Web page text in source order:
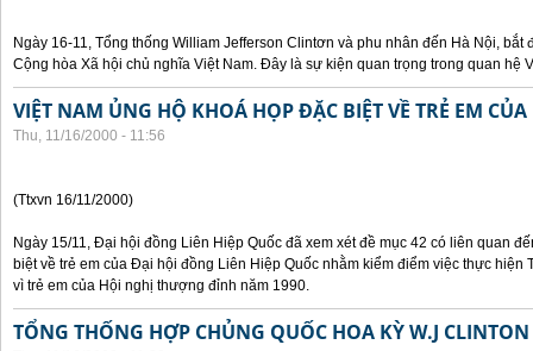
Ngày 16-11, Tổng thống William Jefferson Clintơn và phu nhân đến Hà Nội,
Cộng hòa Xã hội chủ nghĩa Việt Nam. Đây là sự kiện quan trọng trong quan hệ
VIỆT NAM ỦNG HỘ KHOÁ HỌP ĐẶC BIỆT VỀ TRẺ EM
Thu, 11/16/2000 - 11:56
(Ttxvn 16/11/2000)
Ngày 15/11, Đại hội đồng Liên Hiệp Quốc đã xem xét đề mục 42 có liên quan
biệt về trẻ em của Đại hội đồng Liên Hiệp Quốc nhằm kiểm điểm việc thực
vì trẻ em của Hội nghị thượng đỉnh năm 1990.
TỔNG THỐNG HỢP CHỦNG QUỐC HOA KỲ W.J